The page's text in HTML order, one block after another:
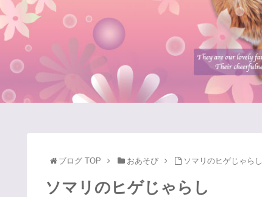
ブログ TOP おあそび ソマリのヒゲじゃらし
ソマリのヒゲじゃらし